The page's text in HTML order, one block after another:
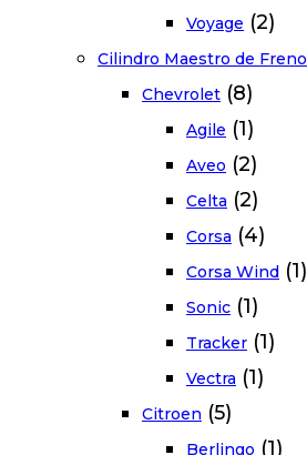
Voyage (2)
Cilindro Maestro de Freno
Chevrolet (8)
Agile (1)
Aveo (2)
Celta (2)
Corsa (4)
Corsa Wind (1)
Sonic (1)
Tracker (1)
Vectra (1)
Citroen (5)
Berlingo (1)